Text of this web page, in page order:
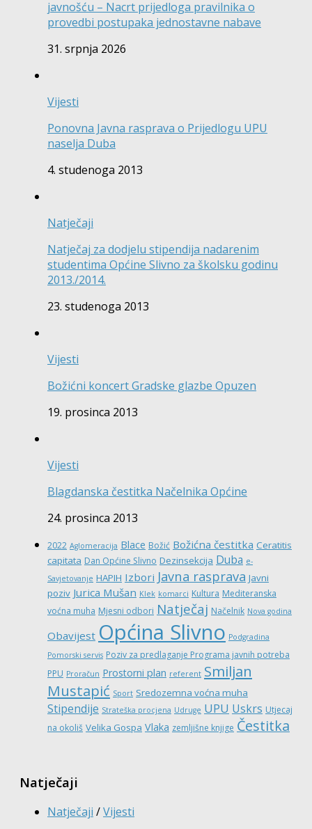
javnošću – Nacrt prijedloga pravilnika o
provedbi postupaka jednostavne nabave
31. srpnja 2026
Vijesti
Ponovna Javna rasprava o Prijedlogu UPU
naselja Duba
4. studenoga 2013
Natječaji
Natječaj za dodjelu stipendija nadarenim
studentima Općine Slivno za školsku godinu
2013./2014.
23. studenoga 2013
Vijesti
Božićni koncert Gradske glazbe Opuzen
19. prosinca 2013
Vijesti
Blagdanska čestitka Načelnika Općine
24. prosinca 2013
2022 Aglomeracija Blace Božić Božićna čestitka Ceratitis
capitata Dan Općine Slivno Dezinsekcija Duba e-
Savjetovanje HAPIH Izbori Javna rasprava Javni
poziv Jurica Mušan Klek komarci Kultura Mediteranska
voćna muha Mjesni odbori Natječaj Načelnik Nova godina
Obavijest Općina Slivno Podgradina
Pomorski servis Poziv za predlaganje Programa javnih potreba
PPU Proračun Prostorni plan referent Smiljan
Mustapić Sport Sredozemna voćna muha
Stipendije Strateška procjena Udruge UPU Uskrs Utjecaj
na okoliš Velika Gospa Vlaka zemljišne knjige Čestitka
Natječaji
Natječaji /Vijesti